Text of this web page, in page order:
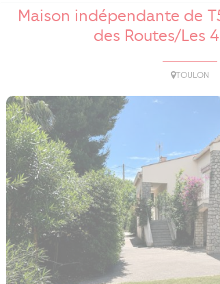
Maison indépendante de
des Routes/Les
TOULON